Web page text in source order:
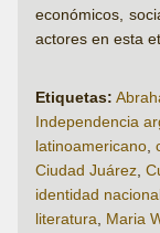
económicos,
actores en esta
Etiquetas:
Independencia
latinoamericano
Ciudad Juárez
identidad
literatura
Maria